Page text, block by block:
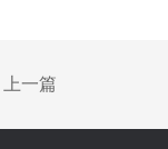
上一篇